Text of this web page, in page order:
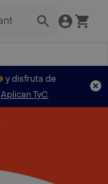
y disfruta de
Aplican TyC